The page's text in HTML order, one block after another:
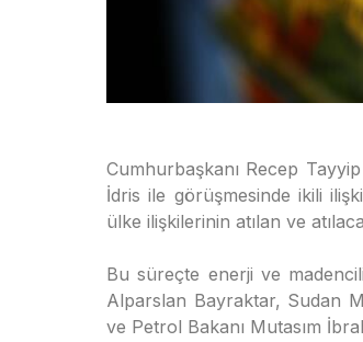
Cumhurbaşkanı Recep
İdris ile görüşmesinde ikili
ülke ilişkilerinin atılan ve
Bu süreçte enerji ve
Alparslan Bayraktar, Sudan
ve Petrol Bakanı Mutasım